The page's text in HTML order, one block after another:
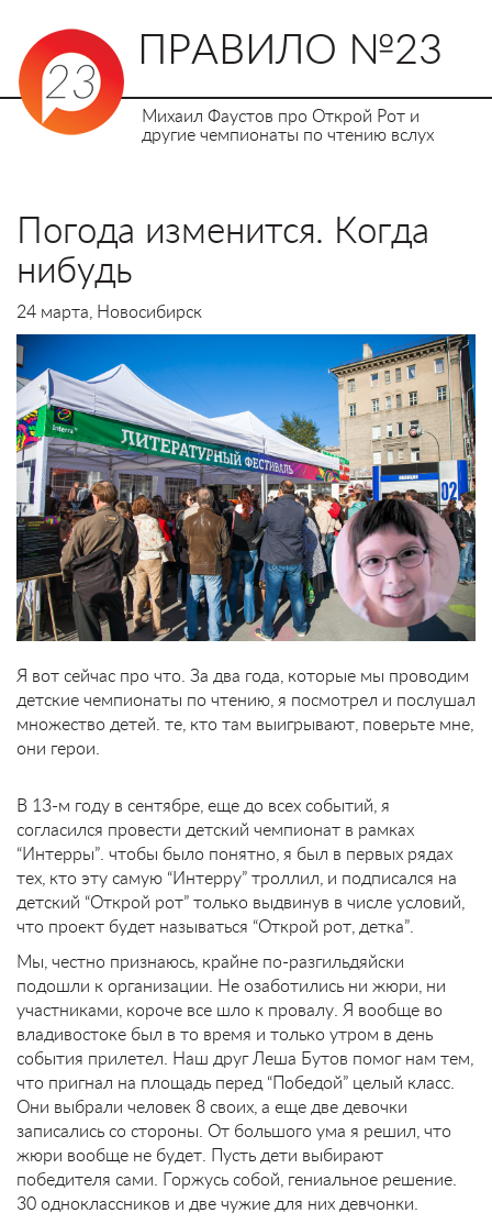
ПРАВИЛО №23
Михаил Фаустов про Открой Рот и
другие чемпионаты по чтению вслух
Погода изменится. Когда
нибудь
24 марта, Новосибирск
Я вот сейчас про что. За два года, которые мы проводим
детские чемпионаты по чтению, я посмотрел и послушал
множество детей. те, кто там выигрывают, поверьте мне,
они герои.
В 13-м году в сентябре, еще до всех событий, я
согласился провести детский чемпионат в рамках
“Интерры”. чтобы было понятно, я был в первых рядах
тех, кто эту самую “Интерру” троллил, и подписался на
детский “Открой рот” только выдвинув в числе условий,
что проект будет называться “Открой рот, детка”.
Мы, честно признаюсь, крайне по-разгильдяйски
подошли к организации. Не озаботились ни жюри, ни
участниками, короче все шло к провалу. Я вообще во
владивостоке был в то время и только утром в день
события прилетел. Наш друг Леша Бутов помог нам тем,
что пригнал на площадь перед “Победой” целый класс.
Они выбрали человек 8 своих, а еще две девочки
записались со стороны. От большого ума я решил, что
жюри вообще не будет. Пусть дети выбирают
победителя сами. Горжусь собой, гениальное решение.
30 одноклассников и две чужие для них девчонки.